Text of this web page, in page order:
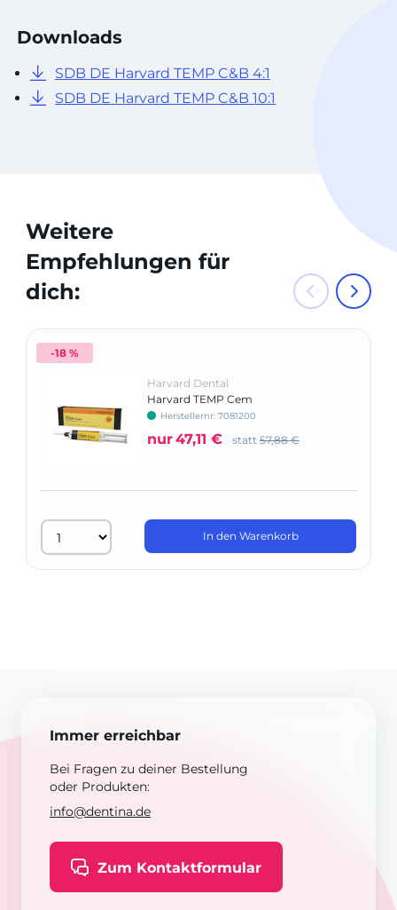
Downloads
SDB DE Harvard TEMP C&B 4:1
SDB DE Harvard TEMP C&B 10:1
Weitere
Empfehlungen für
dich:
-18 %
Harvard Dental
Harvard TEMP Cem
Herstellernr: 7081200
nur47,11 € statt 57,88 €
In den Warenkorb
Immer erreichbar
Bei Fragen zu deiner Bestellung
oder Produkten:
info@dentina.de
Zum Kontaktformular